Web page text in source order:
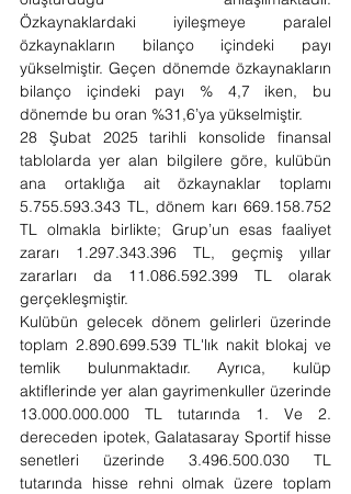
Özkaynaklardaki iyileşmeye paralel
özkaynakların bilanço içindeki payı
yükselmiştir. Geçen dönemde özkaynakların
bilanço içindeki payı % 4,7 iken, bu
dönemde bu oran %31,6’ya yükselmiştir.
28 Şubat 2025 tarihli konsolide finansal
tablolarda yer alan bilgilere göre, kulübün
ana ortaklığa ait özkaynaklar toplamı
5.755.593.343 TL, dönem karı 669.158.752
TL olmakla birlikte; Grup’un esas faaliyet
zararı 1.297.343.396 TL, geçmiş yıllar
zararları da 11.086.592.399 TL olarak
gerçekleşmiştir.
Kulübün gelecek dönem gelirleri üzerinde
toplam 2.890.699.539 TL'lık nakit blokaj ve
temlik bulunmaktadır. Ayrıca, kulüp
aktiflerinde yer alan gayrimenkuller üzerinde
13.000.000.000 TL tutarında 1. Ve 2.
dereceden ipotek, Galatasaray Sportif hisse
senetleri üzerinde 3.496.500.030 TL
tutarında hisse rehni olmak üzere toplam